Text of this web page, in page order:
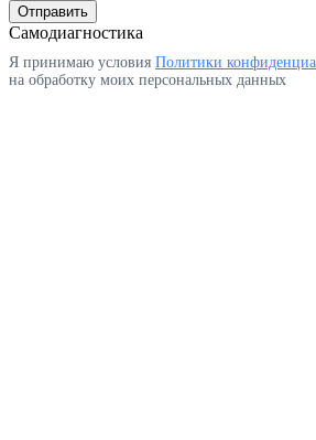
Отправить
Самодиагностика
Я принимаю условия Политики
на обработку моих персональных данных